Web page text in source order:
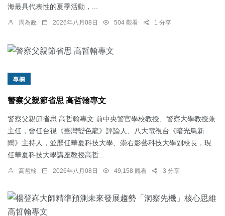
海最具代表性的夏季活動，...
周為政 2026年八月08日 504 觀看 1 分享
專欄
警察父親節省思 高哲翰專文
警察父親節省思 高哲翰專文 前中央警官學校教授、警察大學教授兼
主任，曾任台視《臺灣變色龍》評論人、八大電視台《暗光鳥新
聞》主持人，並歷任華夏科技大學、崇右影藝科技大學副校長，現
任華夏科技大學講座教授高哲...
高哲翰 2026年八月08日 49,158 觀看 3 分享